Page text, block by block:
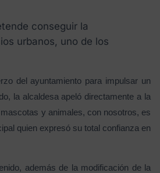
conseguir la
urbanos, uno de los
del ayuntamiento para impulsar un
la alcaldesa apeló directamente a la
y animales, con nosotros, es
quien expresó su total confianza en
además de la modificación de la